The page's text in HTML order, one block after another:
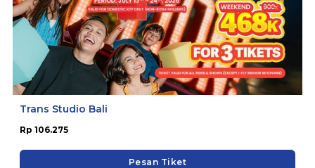
Trans Studio Bali
Rp 106.275
Pesan Tiket